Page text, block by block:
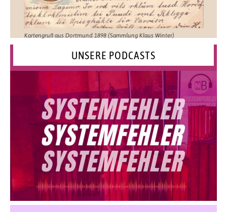
Kartengruß aus Dortmund 1898 (Sammlung Klaus Winter)
UNSERE PODCASTS